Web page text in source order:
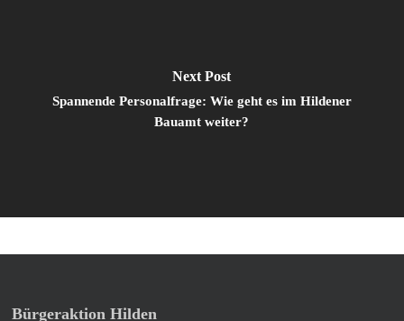
Next Post
Spannende Personalfrage: Wie geht es im Hildener
Bauamt weiter?
Bürgeraktion Hilden